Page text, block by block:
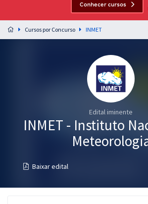
Preparação completa e intensiva para as principais
residências em saúde do Brasil
Conhecer cursos
Cursos por Concurso INMET
Edital iminente
INMET - Instituto
Baixar edital